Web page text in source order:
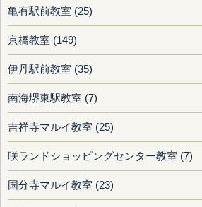
亀有駅前教室 (25)
京橋教室 (149)
伊丹駅前教室 (35)
南海堺東駅教室 (7)
吉祥寺マルイ教室 (25)
咲ランドショッピングセンター教室 (7)
国分寺マルイ教室 (23)